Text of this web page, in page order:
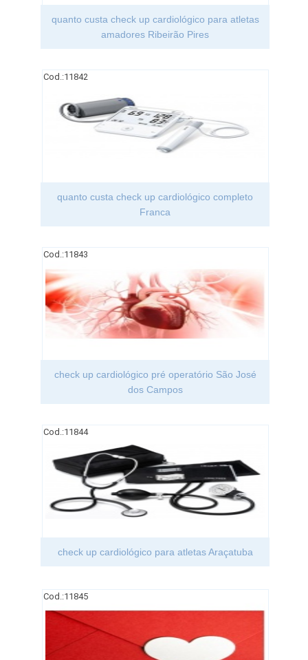
quanto custa check up cardiológico para atletas
amadores Ribeirão Pires
Cod.:11842
quanto custa check up cardiológico completo
Franca
Cod.:11843
check up cardiológico pré operatório São José
dos Campos
Cod.:11844
check up cardiológico para atletas Araçatuba
Cod.:11845